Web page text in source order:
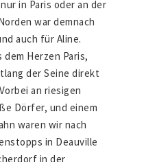
in Paris oder an der
war demnach
auch für Aline.
Herzen Paris,
der Seine direkt
an riesigen
Dörfer, und einem
waren wir nach
in Deauville
in der